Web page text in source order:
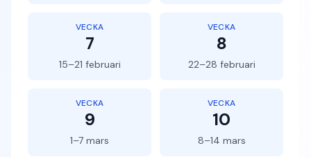
VECKA
7
15–21 februari
VECKA
8
22–28 februari
VECKA
9
1–7 mars
VECKA
10
8–14 mars